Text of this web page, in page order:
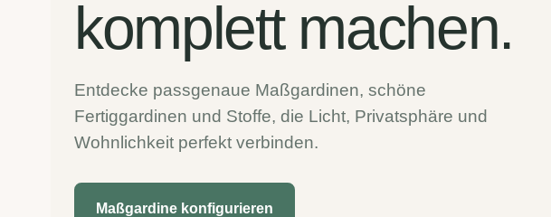
komplett machen.
Entdecke passgenaue Maßgardinen, schöne
Fertiggardinen und Stoffe, die Licht, Privatsphäre und
Wohnlichkeit perfekt verbinden.
Maßgardine konfigurieren